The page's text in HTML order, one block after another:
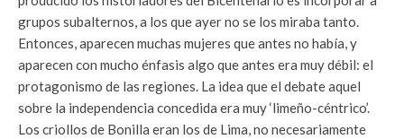
grupos subalternos, a los que ayer no se los miraba tanto.
Entonces, aparecen muchas mujeres que antes no había, y
aparecen con mucho énfasis algo que antes era muy débil: el
protagonismo de las regiones. La idea que el debate aquel
sobre la independencia concedida era muy ‘limeño-céntrico’.
Los criollos de Bonilla eran los de Lima, no necesariamente